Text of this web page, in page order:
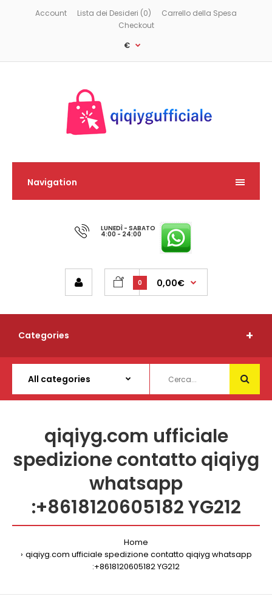
Account Lista dei Desideri (0)
Carrello della Spesa
Checkout
€
Navigation
LUNEDÌ - SABATO
4:00 - 24:00
0 0,00€
Categories
qiqiyg.com ufficiale
spedizione contatto qiqiyg
whatsapp
:+8618120605182 YG212
Home
qiqiyg.com ufficiale spedizione contatto qiqiyg whatsapp
:+8618120605182 YG212